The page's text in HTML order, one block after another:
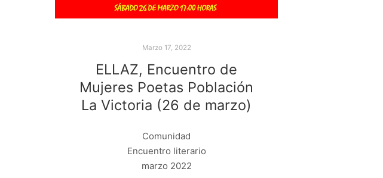
Marzo 17, 2022
ELLAZ, Encuentro de
Mujeres Poetas Población
La Victoria (26 de marzo)
Comunidad
Encuentro literario
marzo 2022